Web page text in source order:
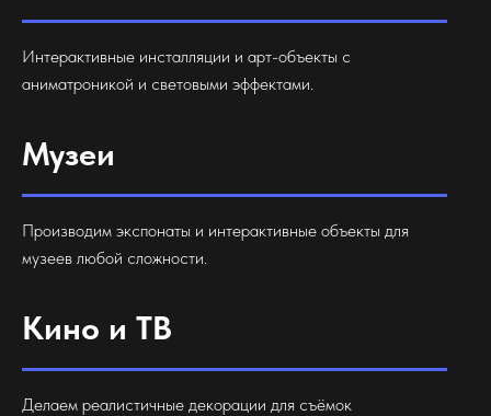
Интерактивные инсталляции и арт-объекты с
аниматроникой и световыми эффектами.
Музеи
Производим экспонаты и интерактивные объекты для
музеев любой сложности.
Кино и ТВ
Делаем реалистичные декорации для съёмок